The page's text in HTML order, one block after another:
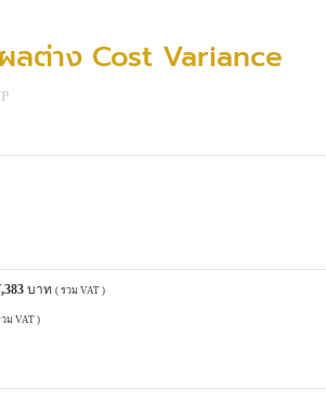
ผลต่าง Cost Variance
บาท ( รวม VAT )
วม VAT )